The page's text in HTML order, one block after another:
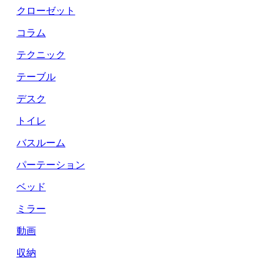
クローゼット
コラム
テクニック
テーブル
デスク
トイレ
バスルーム
パーテーション
ベッド
ミラー
動画
収納